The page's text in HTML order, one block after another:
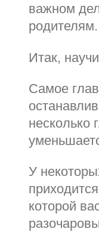
важном
родителям.
Итак,
Самое
несколько
У
которой